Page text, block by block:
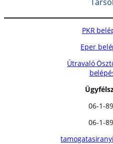
PKR
Eper
Útravaló
06-1-
06-1-